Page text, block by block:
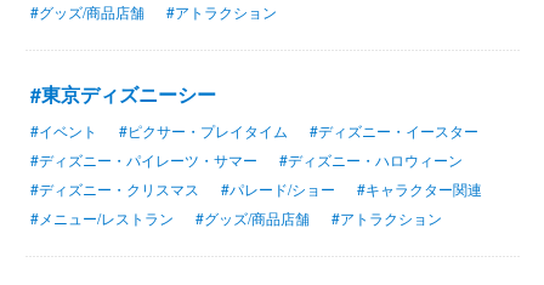
#グッズ/商品店舗
#アトラクション
#東京ディズニーシー
#イベント #ピクサー・プレイタイム
#ディズニー・イースター
#ディズニー・パイレーツ・サマー
#ディズニー・ハロウィーン
#ディズニー・クリスマス
#パレード/ショー
#キャラクター関連
#メニュー/レストラン
#グッズ/商品店舗 #アトラクション